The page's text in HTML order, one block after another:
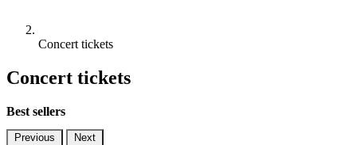
Concert tickets
Concert tickets
Best sellers
Previous Next